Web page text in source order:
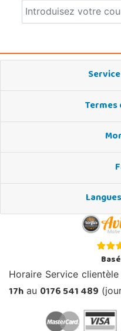
Horaire Service
17h au 0176 541 489